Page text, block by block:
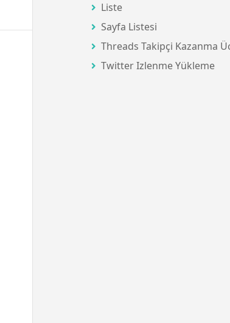
Liste
Sayfa Listesi
Threads Takipçi Kazanma
Twitter Izlenme Yükleme